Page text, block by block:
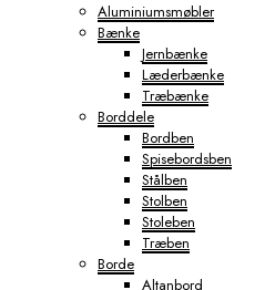
Aluminiumsmøbler
Bænke
Jernbænke
Læderbænke
Træbænke
Borddele
Bordben
Spisebordsben
Stålben
Stolben
Stoleben
Træben
Borde
Altanbord